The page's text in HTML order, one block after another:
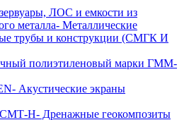
ЛОС и емкости из
металла- Металлические
трубы и конструкции (СМГК И
полиэтиленовый марки ГММ-
- Акустические экраны
Н- Дренажные геокомпозиты